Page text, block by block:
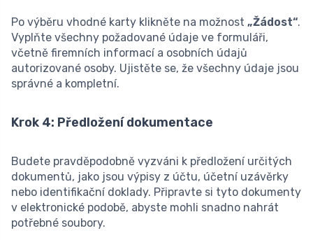
Po výběru vhodné karty klikněte na možnost „Žádost“.
Vyplňte všechny požadované údaje ve formuláři,
včetně firemních informací a osobních údajů
autorizované osoby. Ujistěte se, že všechny údaje jsou
správné a kompletní.
Krok 4: Předložení dokumentace
Budete pravděpodobně vyzváni k předložení určitých
dokumentů, jako jsou výpisy z účtu, účetní uzávěrky
nebo identifikační doklady. Připravte si tyto dokumenty
v elektronické podobě, abyste mohli snadno nahrát
potřebné soubory.